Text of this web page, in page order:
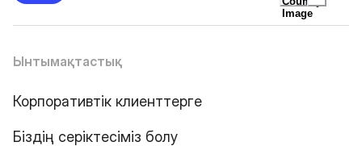
Ынтымақтастық
Корпоративтік клиенттерге
Біздің серіктесіміз болу